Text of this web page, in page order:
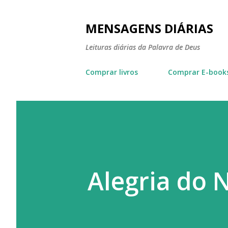
MENSAGENS DIÁRIAS
Leituras diárias da Palavra de Deus
Comprar livros Comprar E-
Alegria do